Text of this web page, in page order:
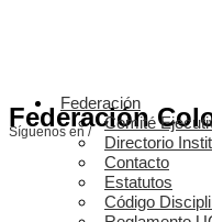
Federación
Síguenos en /
Federación
Comité
Directorio
Contacto
Estatutos
Código